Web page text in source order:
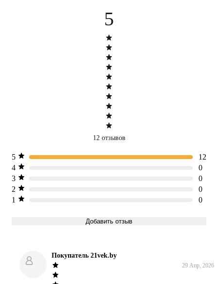
5
12 отзывов
5
12
4
0
3
0
2
0
1
0
Добавить отзыв
Покупатель 21vek.by
29 Апр, 2026